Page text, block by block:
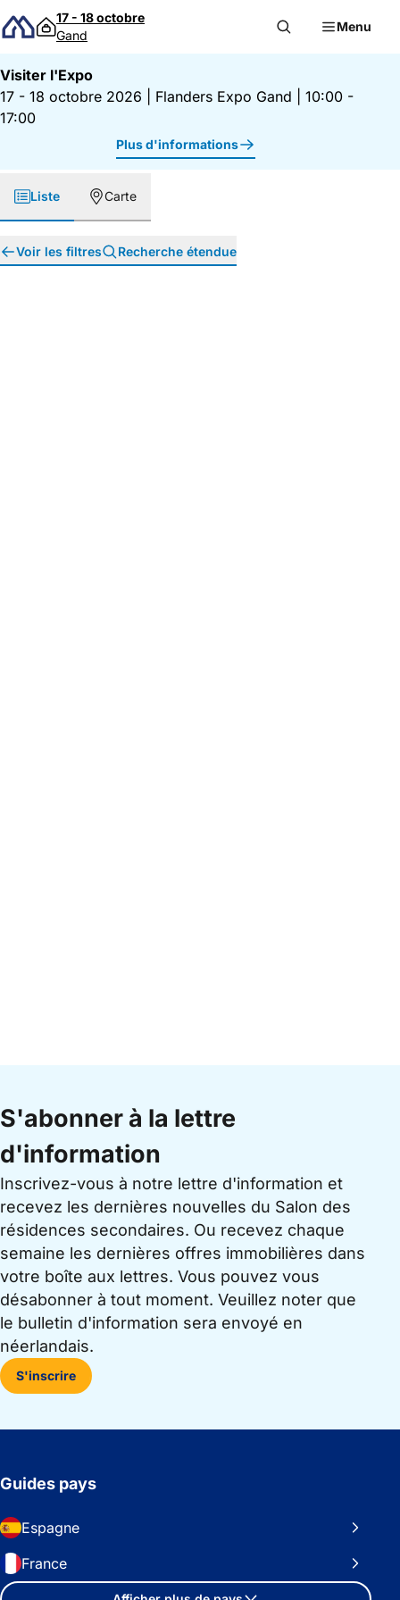
Passer au contenu
17 - 18 octobre
Gand
Menu
Visiter l'Expo
17 - 18 octobre 2026
Flanders Expo Gand
10:00 -
17:00
Plus d'informations
Liste Carte
Voir les filtres Recherche étendue
S'abonner à la lettre
d'information
Inscrivez-vous à notre lettre d'information et
recevez les dernières nouvelles du Salon des
résidences secondaires. Ou recevez chaque
semaine les dernières offres immobilières dans
votre boîte aux lettres. Vous pouvez vous
désabonner à tout moment. Veuillez noter que
le bulletin d'information sera envoyé en
néerlandais.
S'inscrire
Guides pays
Espagne
France